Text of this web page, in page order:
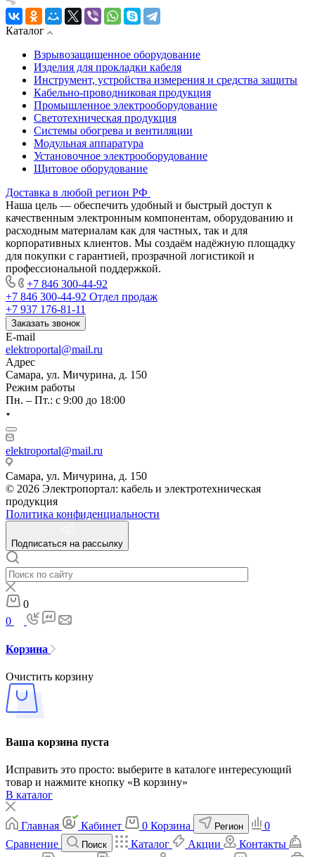
Каталог
Взрывозащищенное оборудование
Изделия для прокладки кабеля
Инструмент, устройства измерения и средства защиты
Кабельно-проводниковая продукция
Промышленное электрооборудование
Светотехническая продукция
Системы обогрева и вентиляции
Модульная аппаратура
Установочное электрооборудование
Щитовое оборудование
Доставка в любой регион РФ
Наша цель — обеспечить удобный и быстрый доступ к
качественным электронным компонентам, оборудованию и
расходным материалам как для частных, так и для
корпоративных клиентов. Мы создаём надёжную площадку
для покупки с гарантией, прозрачной логистикой и
профессиональной поддержкой.
+7 846 300-44-92
+7 846 300-44-92 Отдел продаж
+7 937 176-81-11
Заказать звонок
E-mail
elektroportal@mail.ru
Адрес
Самара, ул. Мичурина, д. 150
Режим работы
Пн. – Пт.: с 9:00 до 18:00
elektroportal@mail.ru
Самара, ул. Мичурина, д. 150
© 2026 Электропортал: кабель и электротехническая
продукция
Политика конфиденциальности
Подписаться на рассылку
0
0
Корзина
Очистить корзину
Ваша корзина пуста
Исправить это просто: выберите в каталоге интересующий
товар и нажмите кнопку «В корзину»
В каталог
Главная Кабинет 0 Корзина Регион
0
Сравнение
Поиск Каталог Акции
Контакты